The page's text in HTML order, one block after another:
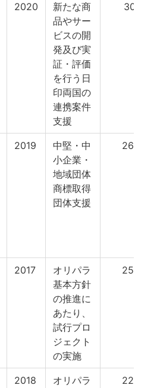
2020
新たな商
品やサー
ビスの開
発及び実
証・評価
を行う日
印両国の
連携案件
支援
301
2019
中堅・中
小企業・
地域団体
商標取得
団体支援
269
2017
オリパラ
基本方針
の推進に
あたり、
試行プロ
ジェクト
の実施
256
2018
オリパラ
220